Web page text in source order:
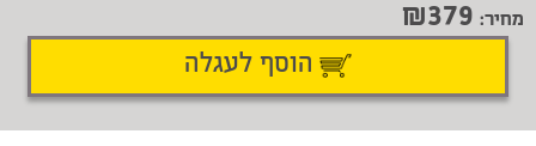
שתף דיווח על טעות
מחיר: 379
הוסף לעגלה